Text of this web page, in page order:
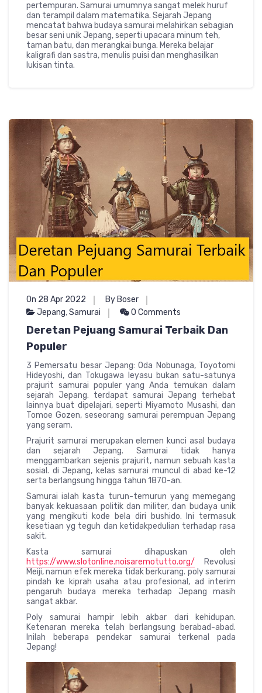
pertempuran. Samurai umumnya sangat melek huruf
dan terampil dalam matematika. Sejarah Jepang
mencatat bahwa budaya samurai melahirkan sebagian
besar seni unik Jepang, seperti upacara minum teh,
taman batu, dan merangkai bunga. Mereka belajar
kaligrafi dan sastra, menulis puisi dan menghasilkan
lukisan tinta.
On 28 Apr 2022
By Boser
Jepang,Samurai 0 Comments
Deretan Pejuang Samurai Terbaik Dan
Populer
3 Pemersatu besar Jepang: Oda Nobunaga, Toyotomi
Hideyoshi, dan Tokugawa Ieyasu bukan satu-satunya
prajurit samurai populer yang Anda temukan dalam
sejarah Jepang. terdapat samurai Jepang terhebat
lainnya buat dipelajari, seperti Miyamoto Musashi, dan
Tomoe Gozen, seseorang samurai perempuan Jepang
yang seram.
Prajurit samurai merupakan elemen kunci asal budaya
dan sejarah Jepang. Samurai tidak hanya
menggambarkan sejenis prajurit, namun sebuah kasta
sosial. di Jepang, kelas samurai muncul di abad ke-12
serta berlangsung hingga tahun 1870-an.
Samurai ialah kasta turun-temurun yang memegang
banyak kekuasaan politik dan militer, dan budaya unik
yang mengikuti kode bela diri bushido. Ini termasuk
kesetiaan yg teguh dan ketidakpedulian terhadap rasa
sakit.
Kasta samurai dihapuskan oleh
https://www.slotonline.noisaremotutto.org/ Revolusi
Meiji, namun efek mereka tidak berkurang. poly samurai
pindah ke kiprah usaha atau profesional, ad interim
pengaruh budaya mereka terhadap Jepang masih
sangat akbar.
Poly samurai hampir lebih akbar dari kehidupan.
Ketenaran mereka telah berlangsung berabad-abad.
Inilah beberapa pendekar samurai terkenal pada
Jepang!